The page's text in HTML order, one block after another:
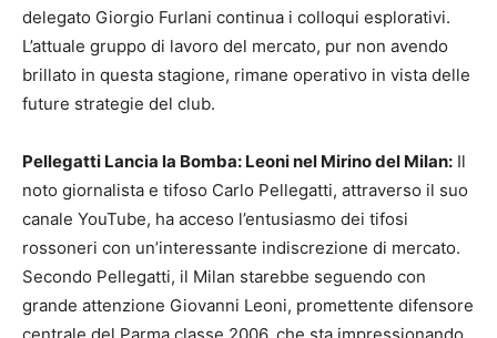
delegato Giorgio Furlani continua i colloqui esplorativi.
L’attuale gruppo di lavoro del mercato, pur non avendo
brillato in questa stagione, rimane operativo in vista delle
future strategie del club.
Pellegatti Lancia la Bomba: Leoni nel Mirino del Milan: Il
noto giornalista e tifoso Carlo Pellegatti, attraverso il suo
canale YouTube, ha acceso l’entusiasmo dei tifosi
rossoneri con un’interessante indiscrezione di mercato.
Secondo Pellegatti, il Milan starebbe seguendo con
grande attenzione Giovanni Leoni, promettente difensore